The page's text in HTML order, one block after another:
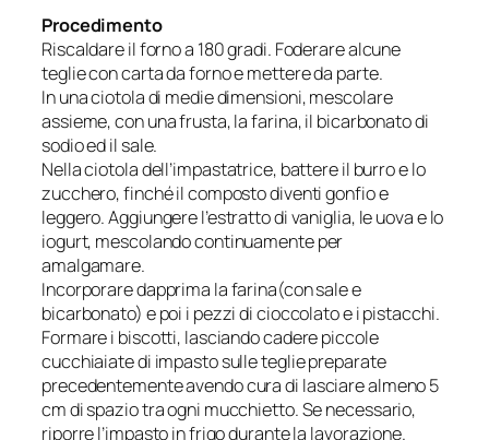
Procedimento
Riscaldare il forno a 180 gradi. Foderare alcune
teglie con carta da forno e mettere da parte.
In una ciotola di medie dimensioni, mescolare
assieme, con una frusta, la farina, il bicarbonato di
sodio ed il sale.
Nella ciotola dell’impastatrice, battere il burro e lo
zucchero, finché il composto diventi gonfio e
leggero. Aggiungere l’estratto di vaniglia, le uova e lo
iogurt, mescolando continuamente per
amalgamare.
Incorporare dapprima la farina(con sale e
bicarbonato) e poi i pezzi di cioccolato e i pistacchi.
Formare i biscotti, lasciando cadere piccole
cucchiaiate di impasto sulle teglie preparate
precedentemente avendo cura di lasciare almeno 5
cm di spazio tra ogni mucchietto. Se necessario,
riporre l’impasto in frigo durante la lavorazione.